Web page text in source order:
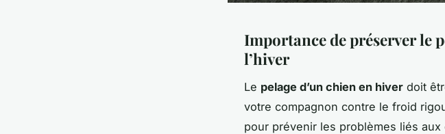
Importance de préserver le
l’hiver
Le pelage d’un chien en hiver doit
votre compagnon contre le froid
pour prévenir les problèmes liés